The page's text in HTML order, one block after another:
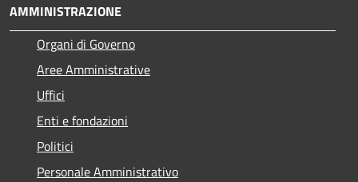
AMMINISTRAZIONE
Organi di Governo
Aree Amministrative
Uffici
Enti e fondazioni
Politici
Personale Amministrativo